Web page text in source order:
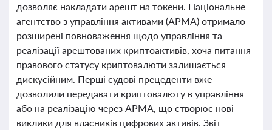
дозволяє накладати арешт на токени. Національне
агентство з управління активами (АРМА) отримало
розширені повноваження щодо управління та
реалізації арештованих криптоактивів, хоча питання
правового статусу криптовалюти залишається
дискусійним. Перші судові прецеденти вже
дозволили передавати криптовалюту в управління
або на реалізацію через АРМА, що створює нові
виклики для власників цифрових активів. Звіт